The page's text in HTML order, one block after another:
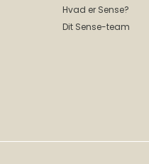
Hvad er Sense?
Dit Sense-team